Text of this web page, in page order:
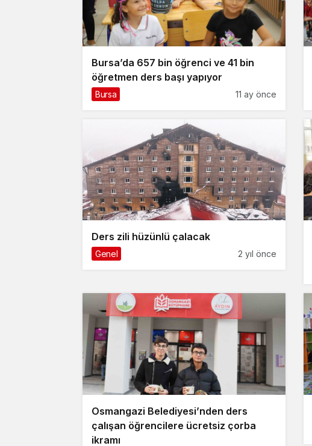
Bursa’da 657 bin öğrenci ve 41 bin
öğretmen ders başı yapıyor
Bursa 11 ay önce
Ders zili hüzünlü çalacak
Genel 2 yıl önce
Osmangazi Belediyesi’nden ders
çalışan öğrencilere ücretsiz çorba
ikramı